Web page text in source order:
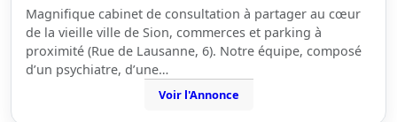
Magnifique cabinet de consultation à partager au cœur
de la vieille ville de Sion, commerces et parking à
proximité (Rue de Lausanne, 6). Notre équipe, composé
d’un psychiatre, d’une…
Voir l'Annonce